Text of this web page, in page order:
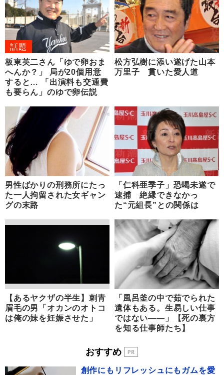
話題
板東英二さん「ゆで卵おま
へんか？」 局が20個用意
すると… 「出演料も交通費
も要らん」のゆで卵伝説
松方弘樹に添い遂げた山本
万里子 貫いた愛人道
男性ばかりの刑務所にたっ
た一人拘留された女ギャン
グの末路
「仁科亜季子」恐喝未遂で
逮捕 絶縁できなかっ
た“元組長”との関係は
【あるヤクザの半生】刺青
眉毛の男「オカンのオトコ
は俺の妹を妊娠させた」
「風呂釜の中で茹でられた
遺体もある。生易しい仕事
ではない――」【死の裏方
を知る仕事師たち】
おすすめ
創作にもリフレッシュにもガムを愛